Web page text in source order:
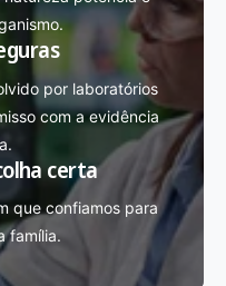
por laboratórios
com a evidência
certa
que confiamos para
família.